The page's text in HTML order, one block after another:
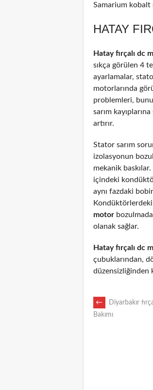
Samarium kobalt
HATAY
Hatay fırçalı dc
sıkça görülen 4
ayarlamalar,
motorlarında
problemleri,
sarım
artırır.
Stator sarım
izolasyonun
mekanik
içindeki
aynı fazdaki
motor
olanak sağlar.
Hatay fırçalı dc
çubuklarından,
düzensizliğinden
POST
←
Diyarbakır
Bakımı